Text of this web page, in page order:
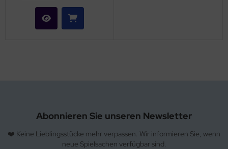
Abonnieren Sie unseren Newsletter
❤️ Keine Lieblingsstücke mehr verpassen. Wir informieren Sie, wenn
neue Spielsachen verfügbar sind.